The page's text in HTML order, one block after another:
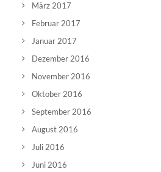
März 2017
Februar 2017
Januar 2017
Dezember 2016
November 2016
Oktober 2016
September 2016
August 2016
Juli 2016
Juni 2016